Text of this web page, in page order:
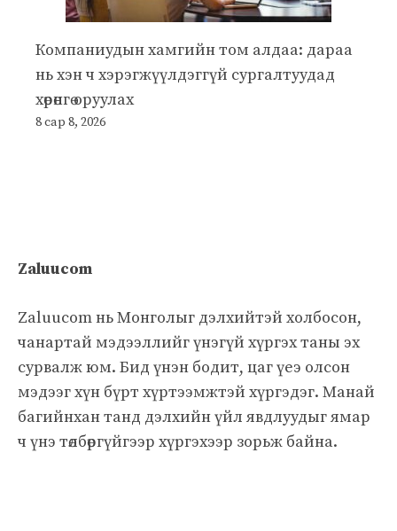
Компаниудын хамгийн том алдаа: дараа
нь хэн ч хэрэгжүүлдэггүй сургалтуудад
хөрөнгө оруулах
8 сар 8, 2026
Zaluucom
Zaluucom нь Монголыг дэлхийтэй холбосон,
чанартай мэдээллийг үнэгүй хүргэх таны эх
сурвалж юм. Бид үнэн бодит, цаг үеэ олсон
мэдээг хүн бүрт хүртээмжтэй хүргэдэг. Манай
багийнхан танд дэлхийн үйл явдлуудыг ямар
ч үнэ төлбөргүйгээр хүргэхээр зорьж байна.